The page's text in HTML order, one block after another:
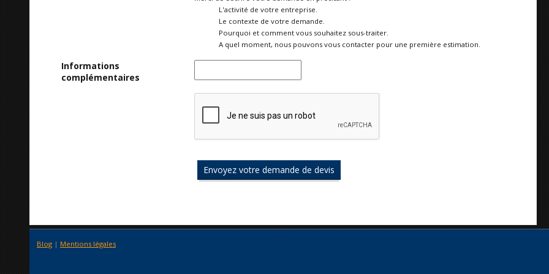
L'activité de votre entreprise.
Le contexte de votre demande.
Pourquoi et comment vous souhaitez sous-traiter.
A quel moment, nous pouvons vous contacter pour une première estimation.
Informations
complémentaires
Blog | Mentions légales